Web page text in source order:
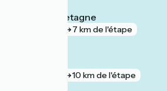
Dol-de-Bretagne
7 km de l'étape
10 km de l'étape